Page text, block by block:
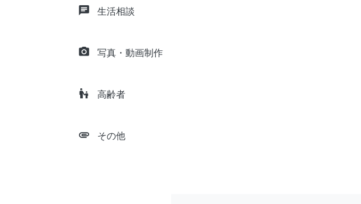
chat 生活相談
camera_alt 写真・動画制作
escalator_warning 高齢者
attachment その他